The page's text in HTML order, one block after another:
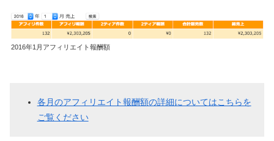
2016年1月アフィリエイト報酬額
各月のアフィリエイト報酬額の詳細についてはこちらを
ご覧ください